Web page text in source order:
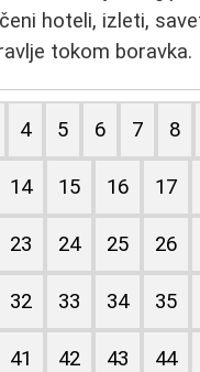
hoteli, izleti,
tokom boravka.
4 5 6 7 8
14 15 16 17
23 24 25 26
32 33 34 35
41 42 43 44